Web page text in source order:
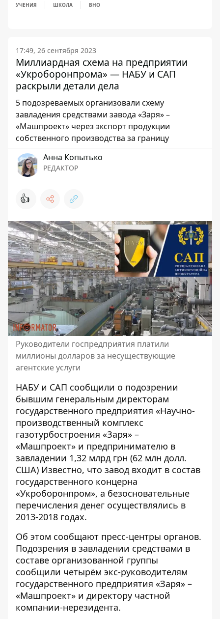
УЧЕНИЯ ШКОЛА ВНО
17:49, 26 сентября 2023
Миллиардная схема на предприятии
«Укроборонпрома» — НАБУ и САП
раскрыли детали дела
5 подозреваемых организовали схему
завладения средствами завода «Заря» –
«Машпроект» через экспорт продукции
собственного производства за границу
Анна Копытько
РЕДАКТОР
👍
Руководители госпредприятия платили
миллионы долларов за несуществующие
агентские услуги
НАБУ и САП сообщили о подозрении
бывшим генеральным директорам
государственного предприятия «Научно-
производственный комплекс
газотурбостроения «Заря» –
«Машпроект» и предпринимателю в
завладении 1,32 млрд грн (62 млн долл.
США) Известно, что завод входит в состав
государственного концерна
«Укроборонпром», а безосновательные
перечисления денег осуществлялись в
2013-2018 годах.
Об этом сообщают пресс-центры органов.
Подозрения в завладении средствами в
составе организованной группы
сообщили четырём экс-руководителям
государственного предприятия «Заря» –
«Машпроект» и директору частной
компании-нерезидента.